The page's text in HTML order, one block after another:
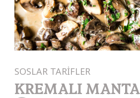
SOSLAR TARİFLER
KREMALI